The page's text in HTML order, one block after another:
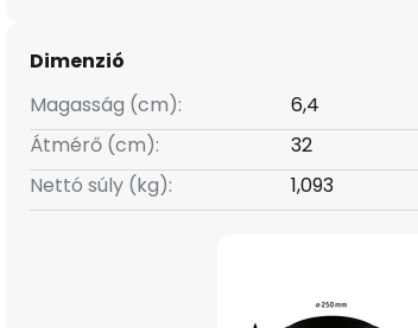
Dimenzió
Magasság (cm):
6,4
Átmérő (cm):
32
Nettó súly (kg):
1,093